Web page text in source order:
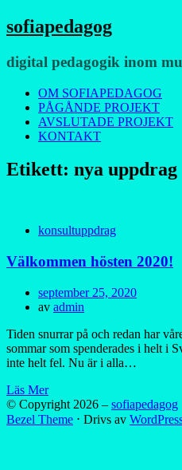
sofiapedagog
digital pedagogik inom
Meny
Hoppa
innehåll
OM SOFIAPEDAGOG
PÅGÅNDE PROJEKT
AVSLUTADE PROJEKT
KONTAKT
Etikett: nya uppdrag
konsultuppdrag
Välkommen hösten 2020!
Publicerad
den
september 25, 2020
av admin
Tiden snurrar på och redan har
sommar som spenderades i helt i
inte helt fel. Nu är i alla…
Läs Mer
© Copyright 2026 – sofiapedagog
Bezel Theme ⋅ Drivs av